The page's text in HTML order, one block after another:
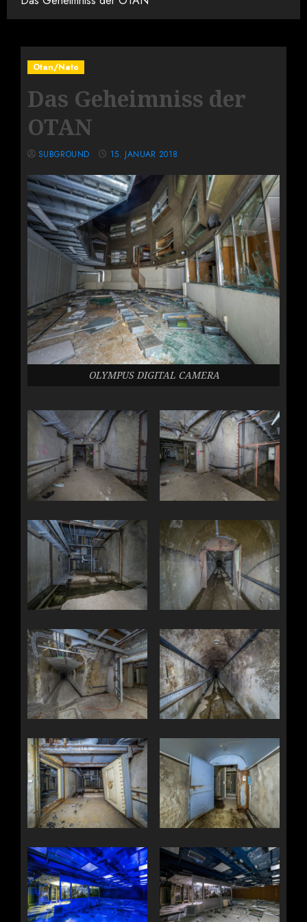
Otan/Nato
Das Geheimniss der
OTAN
SUBGROUND 15. JANUAR 2018
OLYMPUS DIGITAL CAMERA